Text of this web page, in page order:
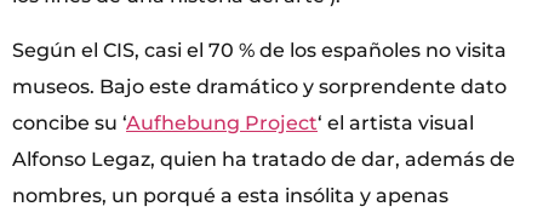
Según el CIS, casi el 70 % de los españoles no visita
museos. Bajo este dramático y sorprendente dato
concibe su ‘Aufhebung Project‘ el artista visual
Alfonso Legaz, quien ha tratado de dar, además de
nombres, un porqué a esta insólita y apenas